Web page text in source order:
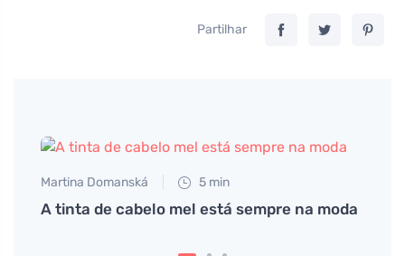
Partilhar
Martina Domanská 5 min
A tinta de cabelo mel está sempre na moda